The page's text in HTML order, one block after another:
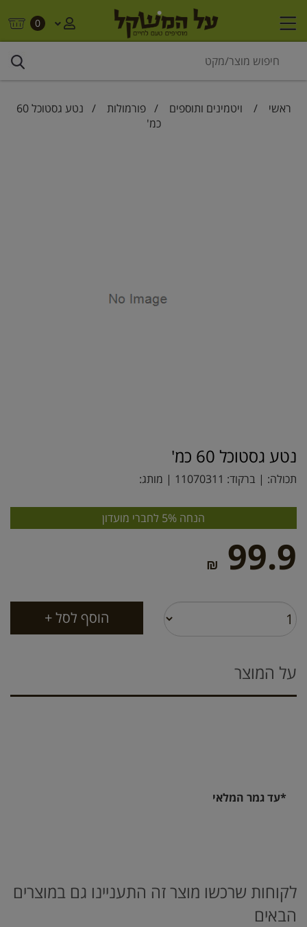
0
ראשי / ויטמינים ותוספים /פורמולות
/ נטע גסטוכל 60
כמ'
נטע גסטוכל 60 כמ'
תכולה: | ברקוד: 11070311 | מותג:
הנחה 5% לחברי מועדון
99.9
₪
על המוצר
*עד גמר המלאי
לקוחות שרכשו מוצר זה התעניינו גם במוצרים
הבאים